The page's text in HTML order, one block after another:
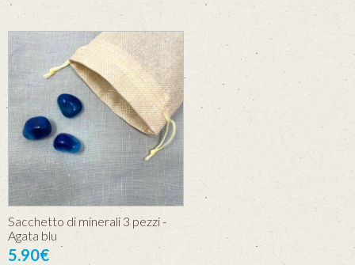
Sacchetto di minerali 3 pezzi -
Agata blu
5.90€